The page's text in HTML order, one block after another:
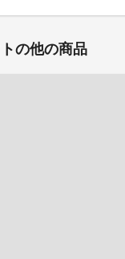
の他の商品